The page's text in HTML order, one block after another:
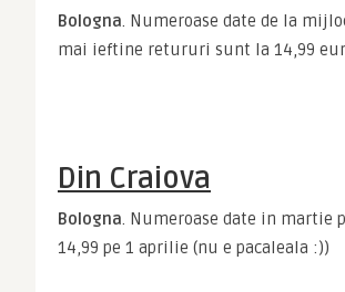
Bologna. Numeroase date de la
mai ieftine retururi sunt la 14,99
Din Craiova
Bologna. Numeroase date in martie
14,99 pe 1 aprilie (nu e pacaleala :))